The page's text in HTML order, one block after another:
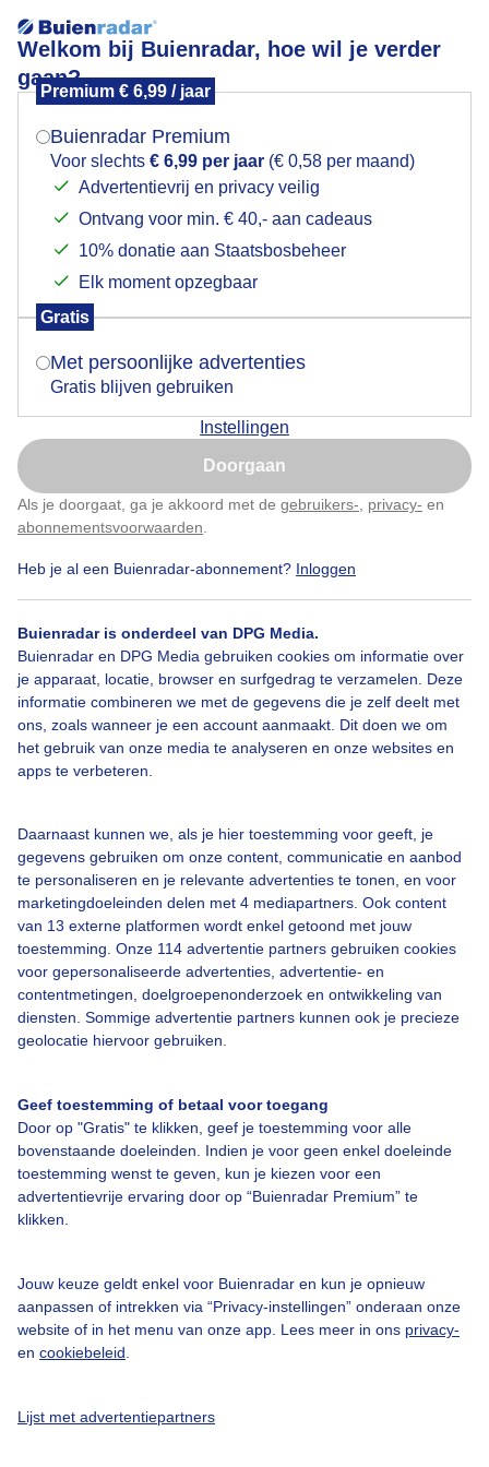
Welkom bij Buienradar, hoe wil je verder
gaan?
Premium € 6,99 / jaar
Buienradar Premium
Voor slechts € 6,99 per jaar (€ 0,58 per maand)
Advertentievrij en privacy veilig
Ontvang voor min. € 40,- aan cadeaus
10% donatie aan Staatsbosbeheer
Elk moment opzegbaar
Gratis
Met persoonlijke advertenties
Gratis blijven gebruiken
Instellingen
Doorgaan
Als je doorgaat, ga je akkoord met de gebruikers- privacy- en
abonnementsvoorwaarden
Heb je al een Buienradar-abonnement? Inloggen
Buienradar is onderdeel van DPG Media.
Buienradar en DPG Media gebruiken cookies om informatie over
je apparaat, locatie, browser en surfgedrag te verzamelen. Deze
informatie combineren we met de gegevens die je zelf deelt met
ons, zoals wanneer je een account aanmaakt. Dit doen we om
het gebruik van onze media te analyseren en onze websites en
apps te verbeteren.
Daarnaast kunnen we, als je hier toestemming voor geeft, je
gegevens gebruiken om onze content, communicatie en aanbod
te personaliseren en je relevante advertenties te tonen, en voor
marketingdoeleinden delen met 4 mediapartners. Ook content
van 13 externe platformen wordt enkel getoond met jouw
toestemming. Onze 114 advertentie partners gebruiken cookies
voor gepersonaliseerde advertenties, advertentie- en
contentmetingen, doelgroepenonderzoek en ontwikkeling van
diensten. Sommige advertentie partners kunnen ook je precieze
geolocatie hiervoor gebruiken.
Geef toestemming of betaal voor toegang
Door op "Gratis" te klikken, geef je toestemming voor alle
bovenstaande doeleinden. Indien je voor geen enkel doeleinde
toestemming wenst te geven, kun je kiezen voor een
advertentievrije ervaring door op “Buienradar Premium” te
klikken.
Jouw keuze geldt enkel voor Buienradar en kun je opnieuw
aanpassen of intrekken via “Privacy-instellingen” onderaan onze
website of in het menu van onze app. Lees meer in ons privacy-
en cookiebeleid
Lijst met advertentiepartners
Zonsopkomst met beetje zon die onder de wolken
doorscheen
Door: Arjan Pat Gemaakt: 17-10-2025, 26x bekeken
Een moment geduld aub...
Over Buienradar
Bedrijfsgegevens
Veelgestelde vragen
Gebruikersvoorwaarden
Adverteren
Buienradar Team
Cookie beleid
Privacy instellingen
Gratis weerdata
Mogen we je locatie gebruiken voor het
Indien je hier nog geen akkoord op hebt gegeven,
verschijnt er zo een pop-up uit je browser waarin
Is goed, toon de popup
Nu niet, misschien later
Klik hierom dit aan te passen